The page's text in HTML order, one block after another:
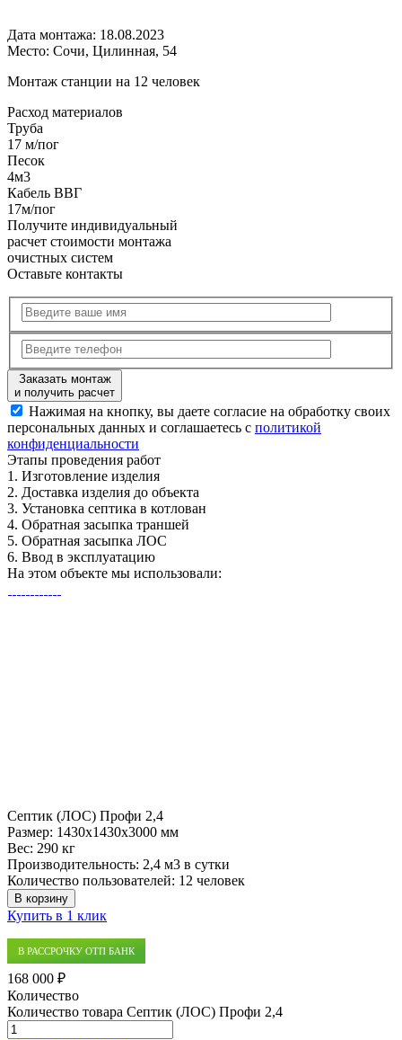
Дата монтажа: 18.08.2023
Место: Сочи, Цилинная, 54
Монтаж станции на 12 человек
Расход материалов
Труба
17 м/пог
Песок
4м3
Кабель ВВГ
17м/пог
Получите индивидуальный
расчет стоимости монтажа
очистных систем
Оставьте контакты
Заказать монтаж
и получить расчет
Нажимая на кнопку, вы даете согласие на обработку своих
персональных данных и соглашаетесь с политикой
конфиденциальности
Этапы проведения работ
1. Изготовление изделия
2. Доставка изделия до объекта
3. Установка септика в котлован
4. Обратная засыпка траншей
5. Обратная засыпка ЛОС
6. Ввод в эксплуатацию
На этом объекте мы использовали:
Септик (ЛОС) Профи 2,4
Размер: 1430x1430x3000 мм
Вес: 290 кг
Производительность: 2,4 м3 в сутки
Количество пользователей: 12 человек
В корзину
Купить в 1 клик
В РАССРОЧКУ ОТП БАНК
168 000 ₽
Количество
Количество товара Септик (ЛОС) Профи 2,4